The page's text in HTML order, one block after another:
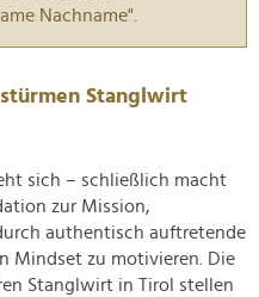
Nachname".
Stanglwirt
sich – schließlich macht
zur Mission,
authentisch auftretende
Mindset zu motivieren. Die
Stanglwirt in Tirol stellen